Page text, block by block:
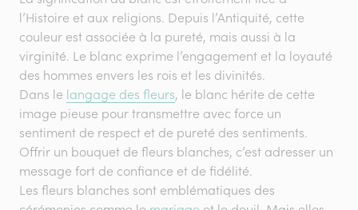
l’Histoire et aux religions. Depuis l’Antiquité, cette
couleur est associée à la pureté, mais aussi à la
virginité. Le blanc exprime l’engagement et la loyauté
des hommes envers les rois et les divinités.
Dans le langage des fleurs, le blanc hérite de cette
image pieuse pour transmettre avec force un
sentiment de respect et de pureté des sentiments.
Offrir un bouquet de fleurs blanches, c’est adresser un
message fort de confiance et de fidélité.
Les fleurs blanches sont emblématiques des